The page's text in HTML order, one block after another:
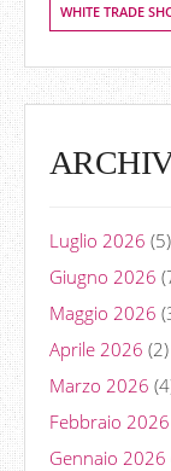
WHITE TRADE
Luglio 2026 (5)
Giugno 2026
Maggio 2026
Aprile 2026 (2)
Marzo 2026
Febbraio 2026
Gennaio 2026